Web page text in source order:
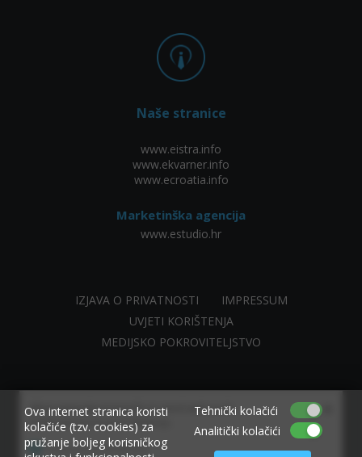
Allow www.ekvarner.info to send web push
notifications to your desktop.
Powered by SendPulse
×
Naše stranice
www.eistra.info
www.ekvarner.info
www.ecroatia.info
Marketinška agencija
www.estudio.hr
IZJAVA O PRIVATNOSTI
IMPRESSUM
UVJETI KORIŠTENJA
MEDIJSKO POKROVITELJSTVO
Ova internet stranica koristi
kolačiće (tzv. cookies) za
pružanje boljeg korisničkog
Tehnički kolačići
Analitički kolačići